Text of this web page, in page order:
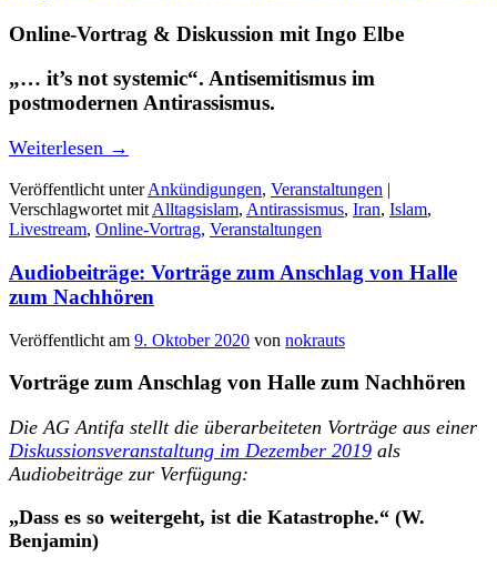
Online-Vortrag & Diskussion mit Ingo Elbe
„… it’s not systemic“. Antisemitismus im
postmodernen Antirassismus.
Weiterlesen →
Veröffentlicht unter Ankündigungen, Veranstaltungen |
Verschlagwortet mit Alltagsislam, Antirassismus, Iran, Islam,
Livestream, Online-Vortrag, Veranstaltungen
Audiobeiträge: Vorträge zum Anschlag von Halle
zum Nachhören
Veröffentlicht am 9. Oktober 2020 von nokrauts
Vorträge zum Anschlag von Halle zum Nachhören
Die AG Antifa stellt die überarbeiteten Vorträge aus einer
Diskussionsveranstaltung im Dezember 2019 als
Audiobeiträge zur Verfügung:
„Dass es so weitergeht, ist die Katastrophe.“ (W.
Benjamin)